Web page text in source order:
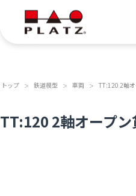
トップ ＞ 鉄道模型 ＞ 車両 ＞ TT:120 2軸
TT:120 2軸オープ